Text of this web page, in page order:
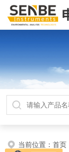
当前位置：首页